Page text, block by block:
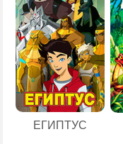
ЕГИПТУС